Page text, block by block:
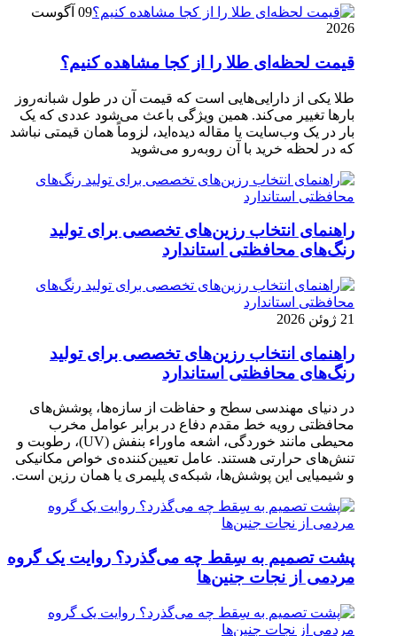
09 آگوست
2026
قیمت لحظه‌ای طلا را از کجا مشاهده کنیم؟
طلا یکی از دارایی‌هایی است که قیمت آن در طول شبانه‌روز
بارها تغییر می‌کند. همین ویژگی باعث می‌شود عددی که یک
بار در یک وب‌سایت یا مقاله دیده‌اید، لزوماً همان قیمتی نباشد
که در لحظه خرید با آن روبه‌رو می‌شوید
راهنمای انتخاب رزین‌های تخصصی برای تولید
رنگ‌های محافظتی استاندارد
21 ژوئن 2026
راهنمای انتخاب رزین‌های تخصصی برای تولید
رنگ‌های محافظتی استاندارد
در دنیای مهندسی سطح و حفاظت از سازه‌ها، پوشش‌های
محافظتی رویه خط مقدم دفاع در برابر عوامل مخرب
محیطی مانند خوردگی، اشعه ماوراء بنفش (UV)، رطوبت و
تنش‌های حرارتی هستند. عامل تعیین‌کننده‌ی خواص مکانیکی
و شیمیایی این پوشش‌ها، شبکه‌ی پلیمری یا همان رزین است.
پشت تصمیم به سِقط چه می‌گذرد؟ روایت یک گروه
مردمی از نجات جنین‌ها